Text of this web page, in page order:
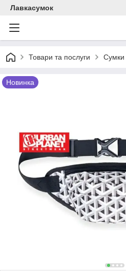
Лавкасумок
Товари та послуги Сумки
Новинка